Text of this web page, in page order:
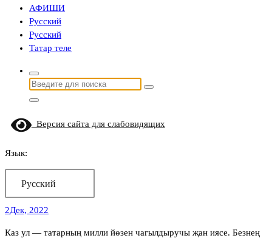
АФИШИ
Русский
Русский
Татар теле
Найти:
Версия сайта для слабовидящих
Язык:
Русский
2Дек, 2022
Каз ул — татарның милли йөзен чагылдыручы җан иясе. Безнең